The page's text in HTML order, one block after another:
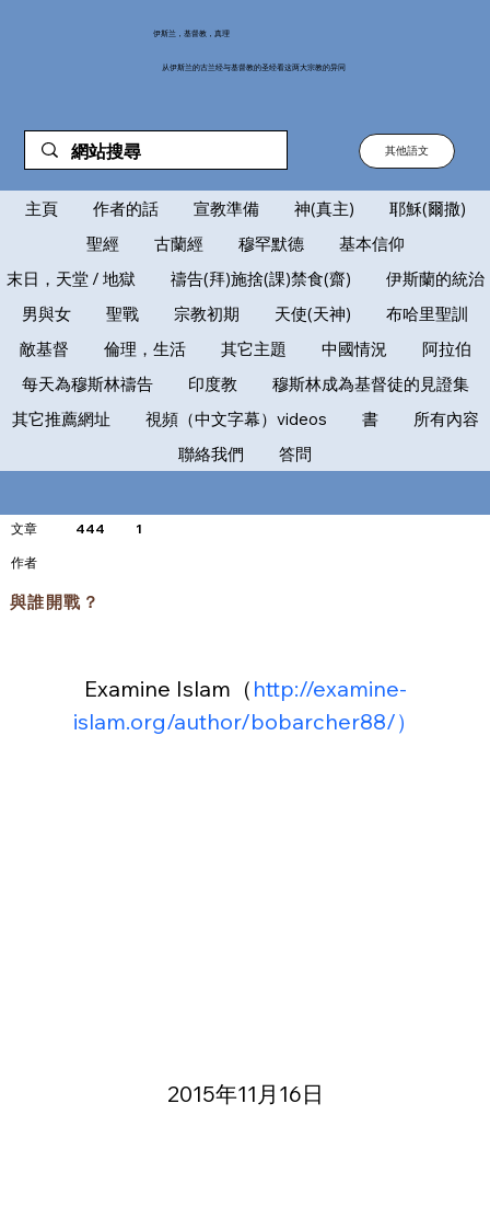
伊斯兰，基督教，真理
从伊斯兰的古兰经与基督教的圣经看这两大宗教的异同
其他語文
主頁 作者的話 宣教準備 神(真主)
耶穌(爾撒)
聖經
古蘭經 穆罕默德
基本信仰
末日，天堂 / 地獄
禱告(拜)施捨(課)禁食(齋)
伊斯蘭的統治
男與女
聖戰 宗教初期 天使(天神)
布哈里聖訓
敵基督
倫理，生活 其它主題 中國情況
阿拉伯
每天為穆斯林禱告
印度教
穆斯林成為基督徒的見證集
其它推薦網址
視頻（中文字幕）videos 書
所有內容
聯絡我們
答問
文章 444 1
​作者
與誰開戰？
Examine Islam（ http://examine-
islam.org/author/bobarcher88/）
2015年11月16日